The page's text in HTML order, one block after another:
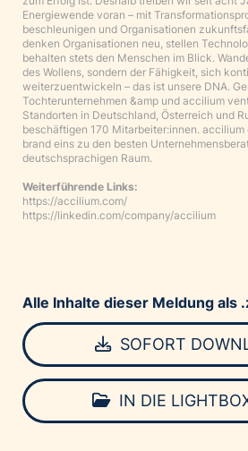
Energiewende voran – mit
beschleunigen und Organisationen
denken Organisationen neu, stellen
behalten stets den Menschen im Blick.
des Wollens, sondern der Fähigkeit, sich
weiterzuentwickeln – das ist unsere DNA.
Tochterunternehmen &amp und accilium
Standorten in Deutschland, Österreich und
beschäftigen 170 Mitarbeiter:innen.
brand eins zu den besten
deutschsprachigen Raum.
Weiterführende Links:
https://accilium.com/
https://linkedin.com/company/accilium
Alle Inhalte dieser Meldung als
SOFORT
IN DIE